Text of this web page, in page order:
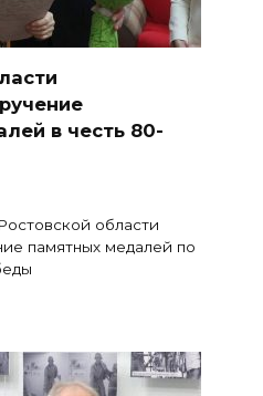
в честь 80-
области
памятных медалей по